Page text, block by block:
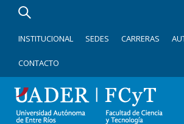
INSTITUCIONAL SEDES CARRERAS
CONTACTO